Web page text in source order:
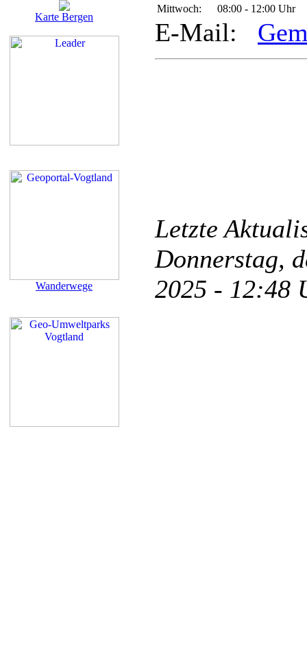
Karte Bergen
Wanderwege
Mittwoch:
08:00 - 12:00 Uhr
E-Mail:
Letzte
Donnerstag,
2025 -